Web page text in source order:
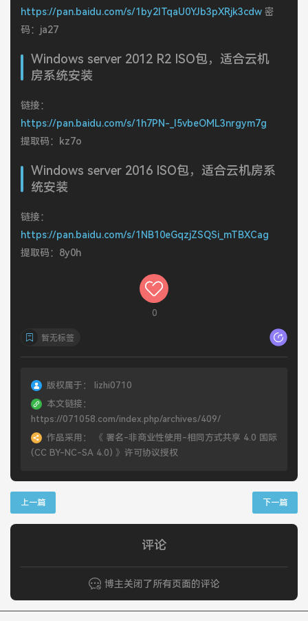
https://pan.baidu.com/s/1by2ITqaU0YJb3pXRjk3cdw 密
码：ja27
Windows server 2012 R2 ISO包，适合云机
房系统安装
链接：
https://pan.baidu.com/s/1h7PN-_I5vbeOML3nrgym7g
提取码：kz7o
Windows server 2016 ISO包，适合云机房系
统安装
链接：
https://pan.baidu.com/s/1NB10eGqzjZSQSi_mTBXCag
提取码：8y0h
0
暂无标签
版权属于：
lizhi0710
本文链接：
https://071058.com/index.php/archives/409/
作品采用：
《 署名-非商业性使用-相同方式共享 4.0 国际
(CC BY-NC-SA 4.0) 》许可协议授权
上一篇 下一篇
评论
博主关闭了所有页面的评论